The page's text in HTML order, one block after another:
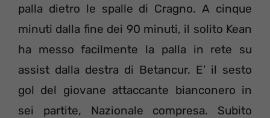
palla dietro le spalle di Cragno. A cinque
minuti dalla fine dei 90 minuti, il solito Kean
ha messo facilmente la palla in rete su
assist dalla destra di Betancur. E’ il sesto
gol del giovane attaccante bianconero in
sei partite, Nazionale compresa. Subito